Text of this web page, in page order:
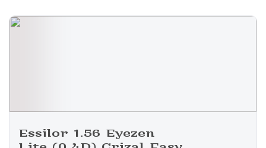
Essilor 1.56 Eyezen